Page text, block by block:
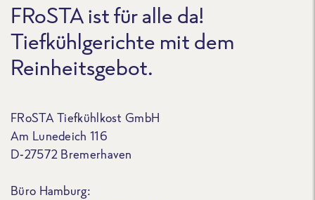
FRoSTA ist für alle da!
Tiefkühlgerichte mit dem
Reinheitsgebot.
FRoSTA Tiefkühlkost GmbH
Am Lunedeich 116
D-27572 Bremerhaven
Büro Hamburg: